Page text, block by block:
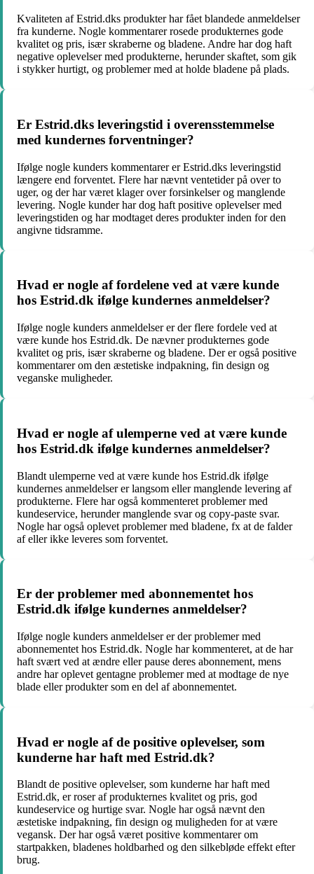
Kvaliteten af Estrid.dks produkter har fået blandede anmeldelser
fra kunderne. Nogle kommentarer rosede produkternes gode
kvalitet og pris, især skraberne og bladene. Andre har dog haft
negative oplevelser med produkterne, herunder skaftet, som gik
i stykker hurtigt, og problemer med at holde bladene på plads.
Er Estrid.dks leveringstid i overensstemmelse
med kundernes forventninger?
Ifølge nogle kunders kommentarer er Estrid.dks leveringstid
længere end forventet. Flere har nævnt ventetider på over to
uger, og der har været klager over forsinkelser og manglende
levering. Nogle kunder har dog haft positive oplevelser med
leveringstiden og har modtaget deres produkter inden for den
angivne tidsramme.
Hvad er nogle af fordelene ved at være kunde
hos Estrid.dk ifølge kundernes anmeldelser?
Ifølge nogle kunders anmeldelser er der flere fordele ved at
være kunde hos Estrid.dk. De nævner produkternes gode
kvalitet og pris, især skraberne og bladene. Der er også positive
kommentarer om den æstetiske indpakning, fin design og
veganske muligheder.
Hvad er nogle af ulemperne ved at være kunde
hos Estrid.dk ifølge kundernes anmeldelser?
Blandt ulemperne ved at være kunde hos Estrid.dk ifølge
kundernes anmeldelser er langsom eller manglende levering af
produkterne. Flere har også kommenteret problemer med
kundeservice, herunder manglende svar og copy-paste svar.
Nogle har også oplevet problemer med bladene, fx at de falder
af eller ikke leveres som forventet.
Er der problemer med abonnementet hos
Estrid.dk ifølge kundernes anmeldelser?
Ifølge nogle kunders anmeldelser er der problemer med
abonnementet hos Estrid.dk. Nogle har kommenteret, at de har
haft svært ved at ændre eller pause deres abonnement, mens
andre har oplevet gentagne problemer med at modtage de nye
blade eller produkter som en del af abonnementet.
Hvad er nogle af de positive oplevelser, som
kunderne har haft med Estrid.dk?
Blandt de positive oplevelser, som kunderne har haft med
Estrid.dk, er roser af produkternes kvalitet og pris, god
kundeservice og hurtige svar. Nogle har også nævnt den
æstetiske indpakning, fin design og muligheden for at være
vegansk. Der har også været positive kommentarer om
startpakken, bladenes holdbarhed og den silkebløde effekt efter
brug.